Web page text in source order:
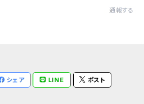
通報する
シェア LINE ポスト